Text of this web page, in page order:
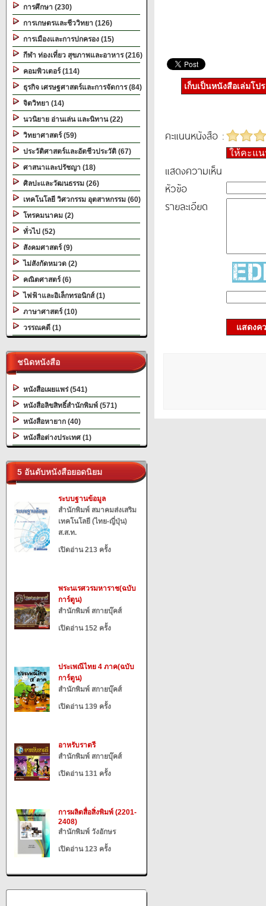
การศึกษา (230)
การเกษตรและชีววิทยา (126)
การเมืองและการปกครอง (15)
กีฬา ท่องเที่ยว สุขภาพและอาหาร (216)
คอมพิวเตอร์ (114)
ธุรกิจ เศรษฐศาสตร์และการจัดการ (84)
จิตวิทยา (14)
นวนิยาย อ่านเล่น และนิทาน (22)
วิทยาศาสตร์ (59)
ประวัติศาสตร์และอัตชีวประวัติ (67)
ศาสนาและปรัชญา (18)
ศิลปะและวัฒนธรรม (26)
เทคโนโลยี วิศวกรรม อุตสาหกรรม (60)
โทรคมนาคม (2)
ทั่วไป (52)
สังคมศาสตร์ (9)
ไม่สังกัดหมวด (2)
คณิตศาสตร์ (6)
ไฟฟ้าและอิเล็กทรอนิกส์ (1)
ภาษาศาสตร์ (10)
วรรณคดี (1)
ชนิดหนังสือ
หนังสือเผยแพร่ (541)
หนังสือลิขสิทธิ์สำนักพิมพ์ (571)
หนังสือหายาก (40)
หนังสือต่างประเทศ (1)
5 อันดับหนังสือยอดนิยม
ระบบฐานข้อมูล
สำนักพิมพ์ สมาคมส่งเสริม
เทคโนโลยี (ไทย-ญี่ปุ่น)
ส.ส.ท.
เปิดอ่าน 213 ครั้ง
พระนเรศวรมหาราช(ฉบับ
การ์ตูน)
สำนักพิมพ์ สกายบุ๊คส์
เปิดอ่าน 152 ครั้ง
ประเพณีไทย 4 ภาค(ฉบับ
การ์ตูน)
สำนักพิมพ์ สกายบุ๊คส์
เปิดอ่าน 139 ครั้ง
อาหรับราตรี
สำนักพิมพ์ สกายบุ๊คส์
เปิดอ่าน 131 ครั้ง
การผลิตสื่อสิ่งพิมพ์ (2201-
2408)
สำนักพิมพ์ วังอักษร
เปิดอ่าน 123 ครั้ง
เก็บเป็นหนังสือเล่มโป
คะแนนหนังสือ :
ให้คะแ
แสดงความเห็น
หัวข้อ
รายละเอียด
แสดงค